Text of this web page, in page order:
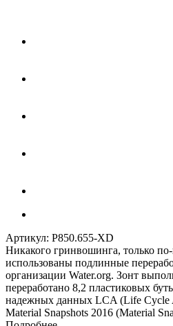
Артикул: P850.655-XD
Никакого гринвошинга, только
использованы подлинные
организации Water.org. Зонт
переработано 8,2 пластиковых
надежных данных LCA (Life Cycle
Material Snapshots 2016 (Material